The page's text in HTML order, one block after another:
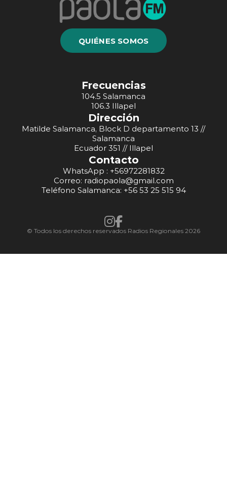
QUIÉNES SOMOS
Frecuencias
104.5 Salamanca
106.3 Illapel
Dirección
Matilde Salamanca, Block D departamento 13 //
Salamanca
Ecuador 351 // Illapel
Contacto
WhatsApp : +56972281832
Correo: radiopaola@gmail.com
Teléfono Salamanca: +56 53 25 515 94
© Todos los derechos reservados Radios Regionales 2026